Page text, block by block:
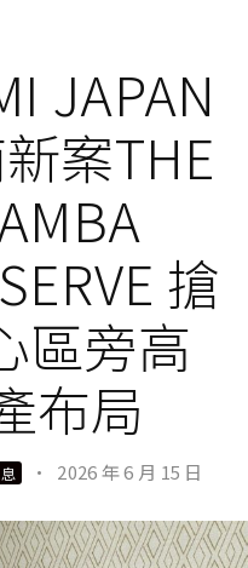
JAPAN
案THE
搶
區旁高
布局
· 2026 年 6 月 15 日